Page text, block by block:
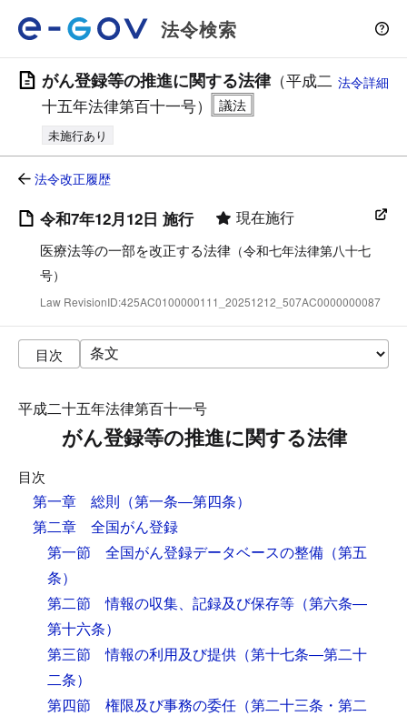
法令検索
がん登録等の推進に関する法律（平成二
十五年法律第百十一号）
未施行あり
法令詳細
法令改正履歴
令和7年12月12日 施行 現在施行
医療法等の一部を改正する法律 （令和七年法律第八十七
号）
Law RevisionID:425AC0100000111_20251212_507AC0000000087
目次
平成二十五年法律第百十一号
がん登録等の推進に関する法律
目次
第一章 総則 （第一条―第四条）
第二章 全国がん登録
第一節 全国がん登録データベースの整備 （第五
条）
第二節 情報の収集、記録及び保存等 （第六条―
第十六条）
第三節 情報の利用及び提供 （第十七条―第二十
二条）
第四節 権限及び事務の委任 （第二十三条・第二